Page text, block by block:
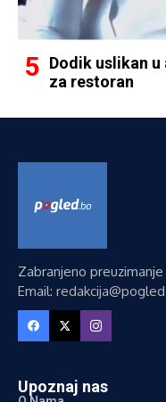
Dodik uslikan
za restoran
Zabranjeno
Email:
Upoznaj nas